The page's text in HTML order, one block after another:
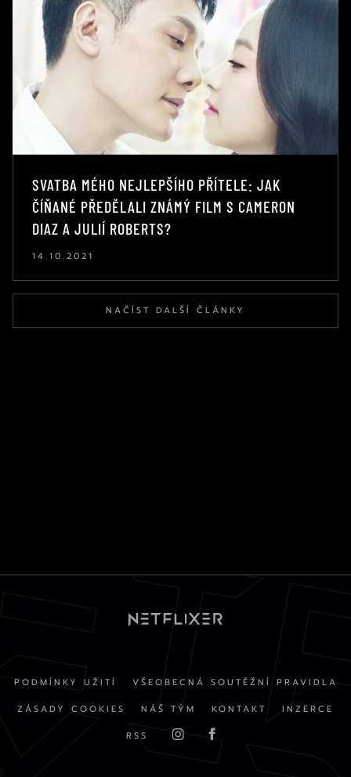
SVATBA MÉHO NEJLEPŠÍHO PŘÍTELE: JAK
ČÍŇANÉ PŘEDĚLALI ZNÁMÝ FILM S CAMERON
DIAZ A JULIÍ ROBERTS?
14.10.2021
NAČÍST DALŠÍ ČLÁNKY
PODMÍNKY UŽITÍ
VŠEOBECNÁ SOUTĚŽNÍ PRAVIDLA
ZÁSADY COOKIES
NÁŠ TÝM KONTAKT
INZERCE
RSS